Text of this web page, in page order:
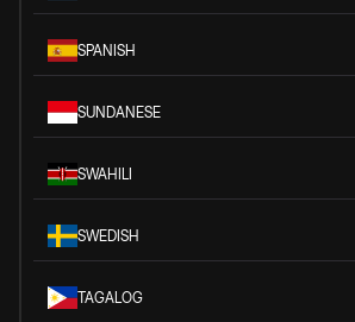
SPANISH
SUNDANESE
SWAHILI
SWEDISH
TAGALOG